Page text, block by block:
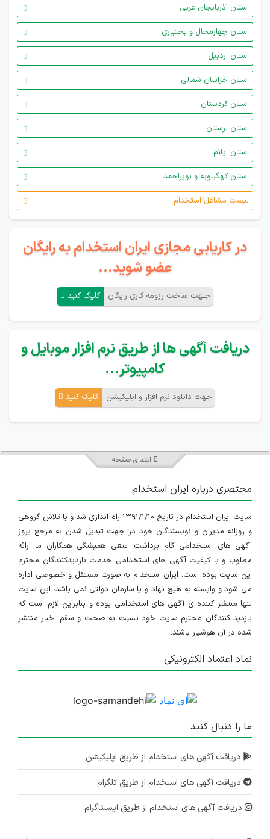
استان آذربایجان غربی
استان چهارمحال و بختیاری
استان اردبیل
استان خراسان شمالی
استان کردستان
استان لرستان
استان ایلام
استان کهگیلویه و بویراحمد
لیست مشاغل استخدام
در کاریابی مجازی ایران استخدام به رایگان
عضو شوید...
جـهت ساخت رزومه کاری رایگان کلیک کنید
دریافت آگهی ها از طریق نرم افزار موبایل و
کامپیوتر...
جهت دانلود نرم افزار و اپلیکیشن کلیک کنید
ابتدای صفحه
مختصری درباره ایران استخدام
سایت ایران استخدام در تاریخ ۱۳۹۱/۱/۱۰ راه اندازی شد و با تلاش گروهی
و روزانه مدیران و نویسندگان خود در جهت تبدیل شدن به مرجع بروز
آگهی های استخدامی گام برداشت. سعی همیشگی همکاران ما ارائه
مطلوب و با کیفیت آگهی های استخدامی خدمت بازدیدکنندگان محترم
این سایت بوده است. ایران استخدام به صورت مستقل و خصوصی اداره
می شود و وابسته به هیچ نهاد و یا سازمان دولتی نمی باشد، این سایت
تنها منتشر کننده ی آگهی های استخدامی بوده و بنابراین لازم است که
بازدید کنندگان محترم سایت خود نسبت به صحت و سقم اخبار منتشر
شده در آن هوشیار باشند.
نماد اعتماد الکترونیکی
ما را دنبال کنید
دریافت آگهی های استخدام از طریق اپلیکیشن
دریافت آگهی های استخدام از طریق تلگرام
دریافت آگهی های استخدام از طریق اینستاگرام